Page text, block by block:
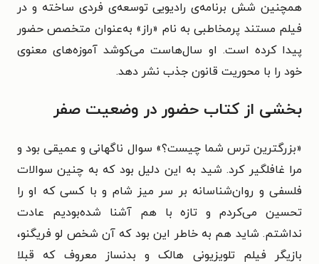
همچنین شش برنامه‌ی رادیویی توسعه‌ی فردی ساخته و در
فیلم مستند پرمخاطبی به نام «راز» به‌عنوان متخصص حضور
پیدا کرده است. او سال‌هاست می‌کوشد آموزه‌های معنوی
خود را با محوریت قانون جذب نشر دهد.
بخشی از کتاب حضور در وضعیت صفر
«بزرگترین ترس شما چیست؟» سوال ناگهانی و عمیقی بود و
مرا غافلگیر کرد. شید به این دلیل بود که به چنین سوالات
فلسفی و روان‌شناسانه بر سر میز شام و با کسی که او را
تحسین می‌کردم و تازه با هم آشنا شده‌بودیم عادت
نداشتم. شاید هم به خاطر این بود که آن شخص لو فریگنو،
بازیگر فیلم تلویزیونی هالک و بدنساز معروف که قبلا